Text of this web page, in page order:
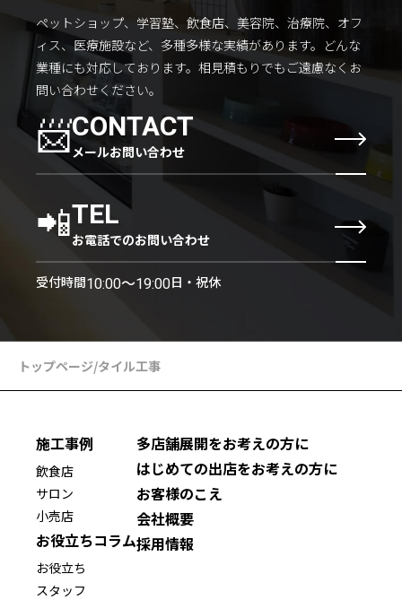
ペットショップ、学習塾、飲食店、美容院、治療院、オフ
ィス、医療施設など、多種多様な実績があります。 どんな
業種にも対応しております。 相見積もりでもご遠慮なくお
問い合わせください。
📨CONTACT
メールお問い合わせ
📲TEL
お電話でのお問い合わせ
受付時間10:00〜19:00日・祝休
トップページ/タイル工事
施工事例
飲食店
サロン
小売店
お役立ちコラム
お役立ち
スタッフ
多店舗展開をお考えの方に
はじめての出店をお考えの方に
お客様のこえ
会社概要
採用情報